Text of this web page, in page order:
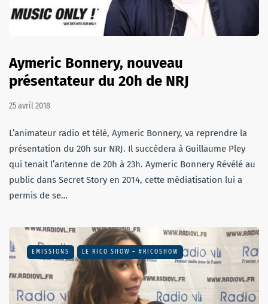
Aymeric Bonnery, nouveau
présentateur du 20h de NRJ
25 avril 2018
L’animateur radio et télé, Aymeric Bonnery, va reprendre la
présentation du 20h sur NRJ. Il succèdera à Guillaume Pley
qui tenait l’antenne de 20h à 23h. Aymeric Bonnery Révélé au
public dans Secret Story en 2014, cette médiatisation lui a
permis de se…
EMISSIONS LE RICO SHOW – #RICOSHOW